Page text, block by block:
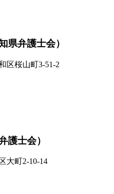
県弁護士会）
区桜山町3-51-2
護士会）
大町2-10-14